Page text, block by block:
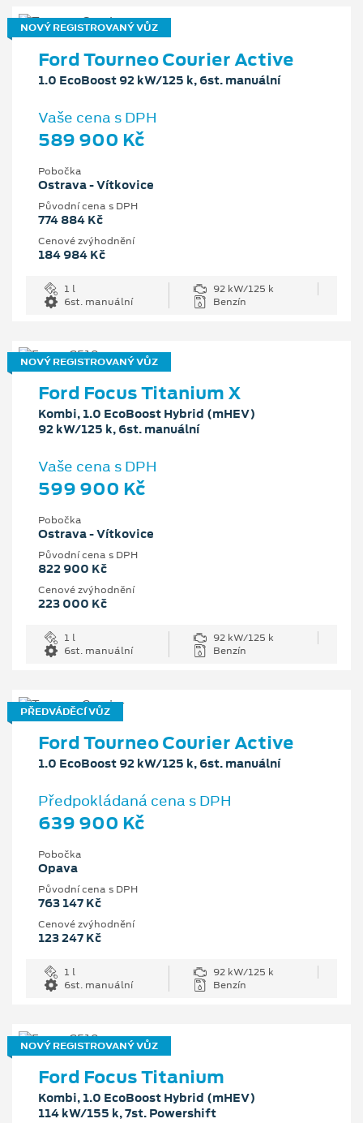
NOVÝ REGISTROVANÝ VŮZ
Ford Tourneo Courier Active
1.0 EcoBoost 92 kW/125 k, 6st. manuální
Vaše cena s DPH
589 900 Kč
Pobočka
Ostrava - Vítkovice
Původní cena s DPH
774 884 Kč
Cenové zvýhodnění
184 984 Kč
1 l
92 kW/125 k
6st. manuální
Benzín
NOVÝ REGISTROVANÝ VŮZ
Ford Focus Titanium X
Kombi, 1.0 EcoBoost Hybrid (mHEV)
92 kW/125 k, 6st. manuální
Vaše cena s DPH
599 900 Kč
Pobočka
Ostrava - Vítkovice
Původní cena s DPH
822 900 Kč
Cenové zvýhodnění
223 000 Kč
1 l
92 kW/125 k
6st. manuální
Benzín
PŘEDVÁDĚCÍ VŮZ
Ford Tourneo Courier Active
1.0 EcoBoost 92 kW/125 k, 6st. manuální
Předpokládaná cena s DPH
639 900 Kč
Pobočka
Opava
Původní cena s DPH
763 147 Kč
Cenové zvýhodnění
123 247 Kč
1 l
92 kW/125 k
6st. manuální
Benzín
NOVÝ REGISTROVANÝ VŮZ
Ford Focus Titanium
Kombi, 1.0 EcoBoost Hybrid (mHEV)
114 kW/155 k, 7st. Powershift